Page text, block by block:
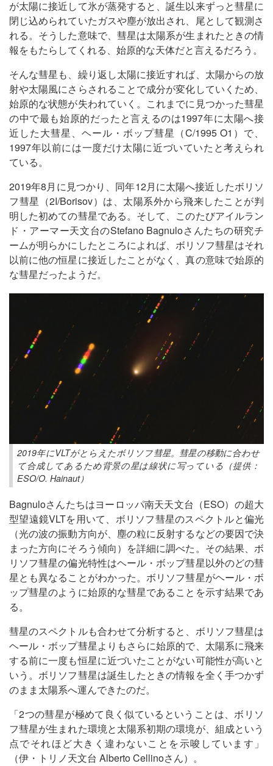
が太陽に接近して氷が蒸発すると、誕生以来ずっと彗星に
閉じ込められていたガスや塵が放出され、尾として観測さ
れる。そうした意味で、彗星は太陽系が生まれたときの情
報をもたらしてくれる、始原的な天体だと言えるだろう。
そんな彗星も、繰り返し太陽に接近すれば、太陽からの放
射や太陽風にさらされることで成分が変化していくため、
始原的な状態が失われていく。これまでに見つかった彗星
の中で最も始原的だったと言えるのは1997年に太陽へ接
近した大彗星、ヘール・ボップ彗星（C/1995 O1）で、
1997年以前には一度だけ太陽に近づいていたと考えられ
ている。
2019年8月に見つかり、同年12月に太陽へ接近したボリソ
フ彗星（2I/Borisov）は、太陽系外から飛来したことが判
明した初めての彗星である。そして、このたびアイルラン
ド・アーマー天文台のStefano Bagnuloさんたちの研究チ
ームが明らかにしたところによれば、ボリソフ彗星はそれ
以前に他の恒星に接近したことがなく、真の意味で始原的
な彗星だったようだ。
2019年にVLTがとらえたボリソフ彗星。彗星の移動に合わせ
て合成してあるため背景の星は線状に写っている（提供：
ESO/O. Hainaut）
Bagnuloさんたちはヨーロッパ南天天文台（ESO）の超大
型望遠鏡VLTを用いて、ボリソフ彗星のスペクトルと偏光
（光の波の振動方向が、塵の粒に反射するなどの要因で決
まった方向にそろう傾向）を詳細に調べた。その結果、ボ
リソフ彗星の偏光特性はヘール・ボップ彗星以外のどの彗
星とも異なることがわかった。ボリソフ彗星がヘール・ボ
ップ彗星のように始原的な彗星であることを示す結果であ
る。
彗星のスペクトルも合わせて分析すると、ボリソフ彗星は
ヘール・ボップ彗星よりもさらに始原的で、太陽系に飛来
する前に一度も恒星に近づいたことがない可能性が高いと
いう。ボリソフ彗星は誕生したときの情報を全く手つかず
のまま太陽系へ運んできたのだ。
「2つの彗星が極めて良く似ているということは、ボリソ
フ彗星が生まれた環境と太陽系初期の環境が、組成という
点でそれほど大きく違わないことを示唆しています」
（伊・トリノ天文台 Alberto Cellinoさん）。